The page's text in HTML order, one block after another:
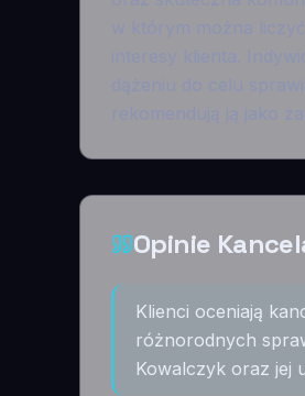
Opinie
Klienci oceniają
różnorodnych
Kowalczyk oraz jej